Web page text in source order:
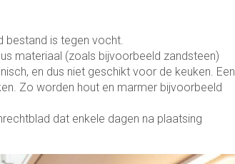
bestand is tegen vocht.
materiaal (zoals bijvoorbeeld zandsteen)
en dus niet geschikt voor de keuken. Een
Zo worden hout en marmer bijvoorbeeld
dat enkele dagen na plaatsing